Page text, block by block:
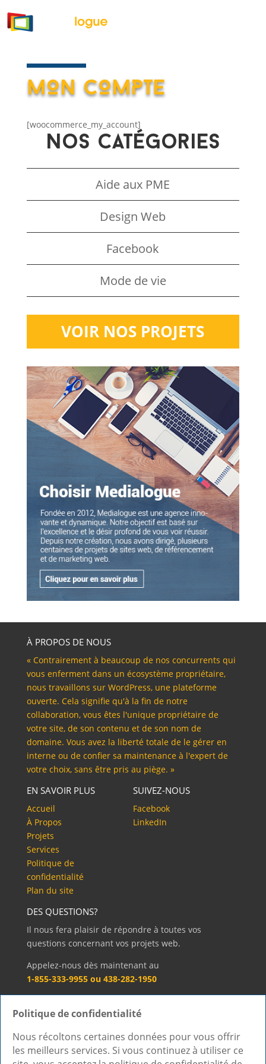
MON COMPTE
[woocommerce_my_account]
Nos catégories
Aide aux PME
Design Web
Facebook
Mode de vie
VOIR NOS PROJETS
À PROPOS DE NOUS
« Contrairement à beaucoup de nos concurrents qui
vous enferment dans un écosystème propriétaire,
nous travaillons sur WordPress, une plateforme
ouverte. Cela signifie qu'à la fin de notre
collaboration, vous êtes l'unique propriétaire de
votre site, de son contenu et de son nom de
domaine. Vous avez la liberté totale de le gérer en
interne ou de confier sa maintenance à l'expert de
votre choix, sans être pris au piège. »
EN SAVOIR PLUS
Accueil
À Propos
Projets
Services
Politique de
confidentialité
Plan du site
SUIVEZ-NOUS
Facebook
LinkedIn
DES QUESTIONS?
Il nous fera plaisir de répondre à toutes vos
questions concernant vos projets web.
Appelez-nous dès maintenant au
1-855-333-9955 ou 438-282-1950
Accueil À Propos Projets Services
Politique de confidentialité
Nous récoltons certaines données pour vous offrir
les meilleurs services. Si vous continuez à utiliser ce